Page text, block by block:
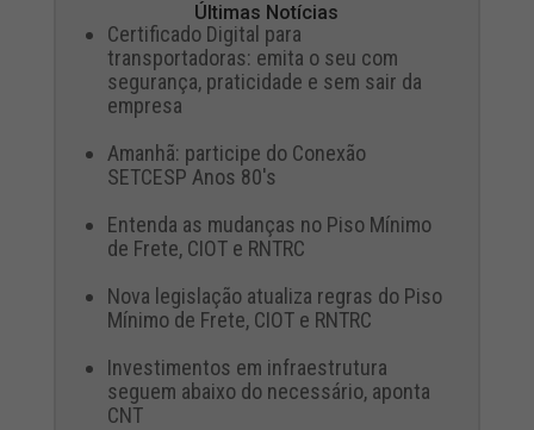
Últimas Notícias
Certificado Digital para
transportadoras: emita o seu com
segurança, praticidade e sem sair da
empresa
Amanhã: participe do Conexão
SETCESP Anos 80's
Entenda as mudanças no Piso Mínimo
de Frete, CIOT e RNTRC
Nova legislação atualiza regras do Piso
Mínimo de Frete, CIOT e RNTRC
Investimentos em infraestrutura
seguem abaixo do necessário, aponta
CNT